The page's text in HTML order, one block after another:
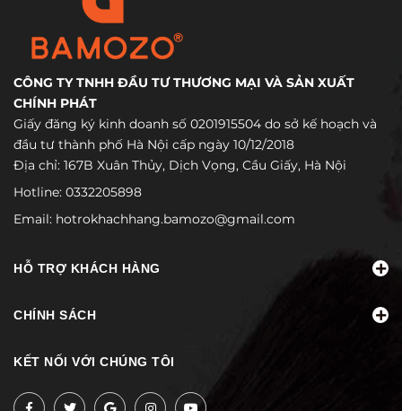
CÔNG TY TNHH ĐẦU TƯ THƯƠNG MẠI VÀ SẢN XUẤT
CHÍNH PHÁT
Giấy đăng ký kinh doanh số 0201915504 do sở kế hoạch và
đầu tư thành phố Hà Nội cấp ngày 10/12/2018
Địa chỉ: 167B Xuân Thủy, Dịch Vọng, Cầu Giấy, Hà Nội
Hotline: 0332205898
Email: hotrokhachhang.bamozo@gmail.com
HỖ TRỢ KHÁCH HÀNG
CHÍNH SÁCH
KẾT NỐI VỚI CHÚNG TÔI